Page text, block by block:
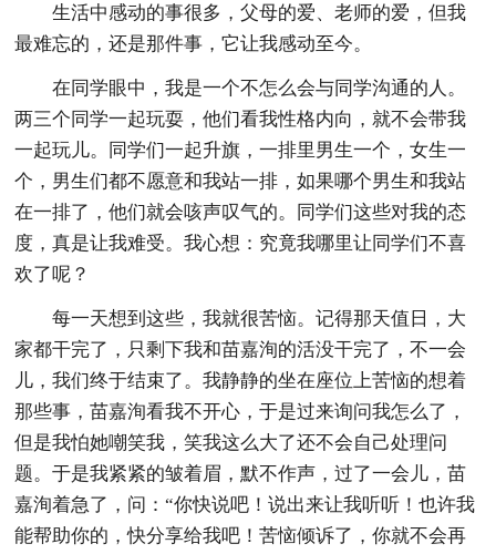
生活中感动的事很多，父母的爱、老师的爱，但我
最难忘的，还是那件事，它让我感动至今。
在同学眼中，我是一个不怎么会与同学沟通的人。
两三个同学一起玩耍，他们看我性格内向，就不会带我
一起玩儿。同学们一起升旗，一排里男生一个，女生一
个，男生们都不愿意和我站一排，如果哪个男生和我站
在一排了，他们就会咳声叹气的。同学们这些对我的态
度，真是让我难受。我心想：究竟我哪里让同学们不喜
欢了呢？
每一天想到这些，我就很苦恼。记得那天值日，大
家都干完了，只剩下我和苗嘉洵的活没干完了，不一会
儿，我们终于结束了。我静静的坐在座位上苦恼的想着
那些事，苗嘉洵看我不开心，于是过来询问我怎么了，
但是我怕她嘲笑我，笑我这么大了还不会自己处理问
题。于是我紧紧的皱着眉，默不作声，过了一会儿，苗
嘉洵着急了，问：“你快说吧！说出来让我听听！也许我
能帮助你的，快分享给我吧！苦恼倾诉了，你就不会再